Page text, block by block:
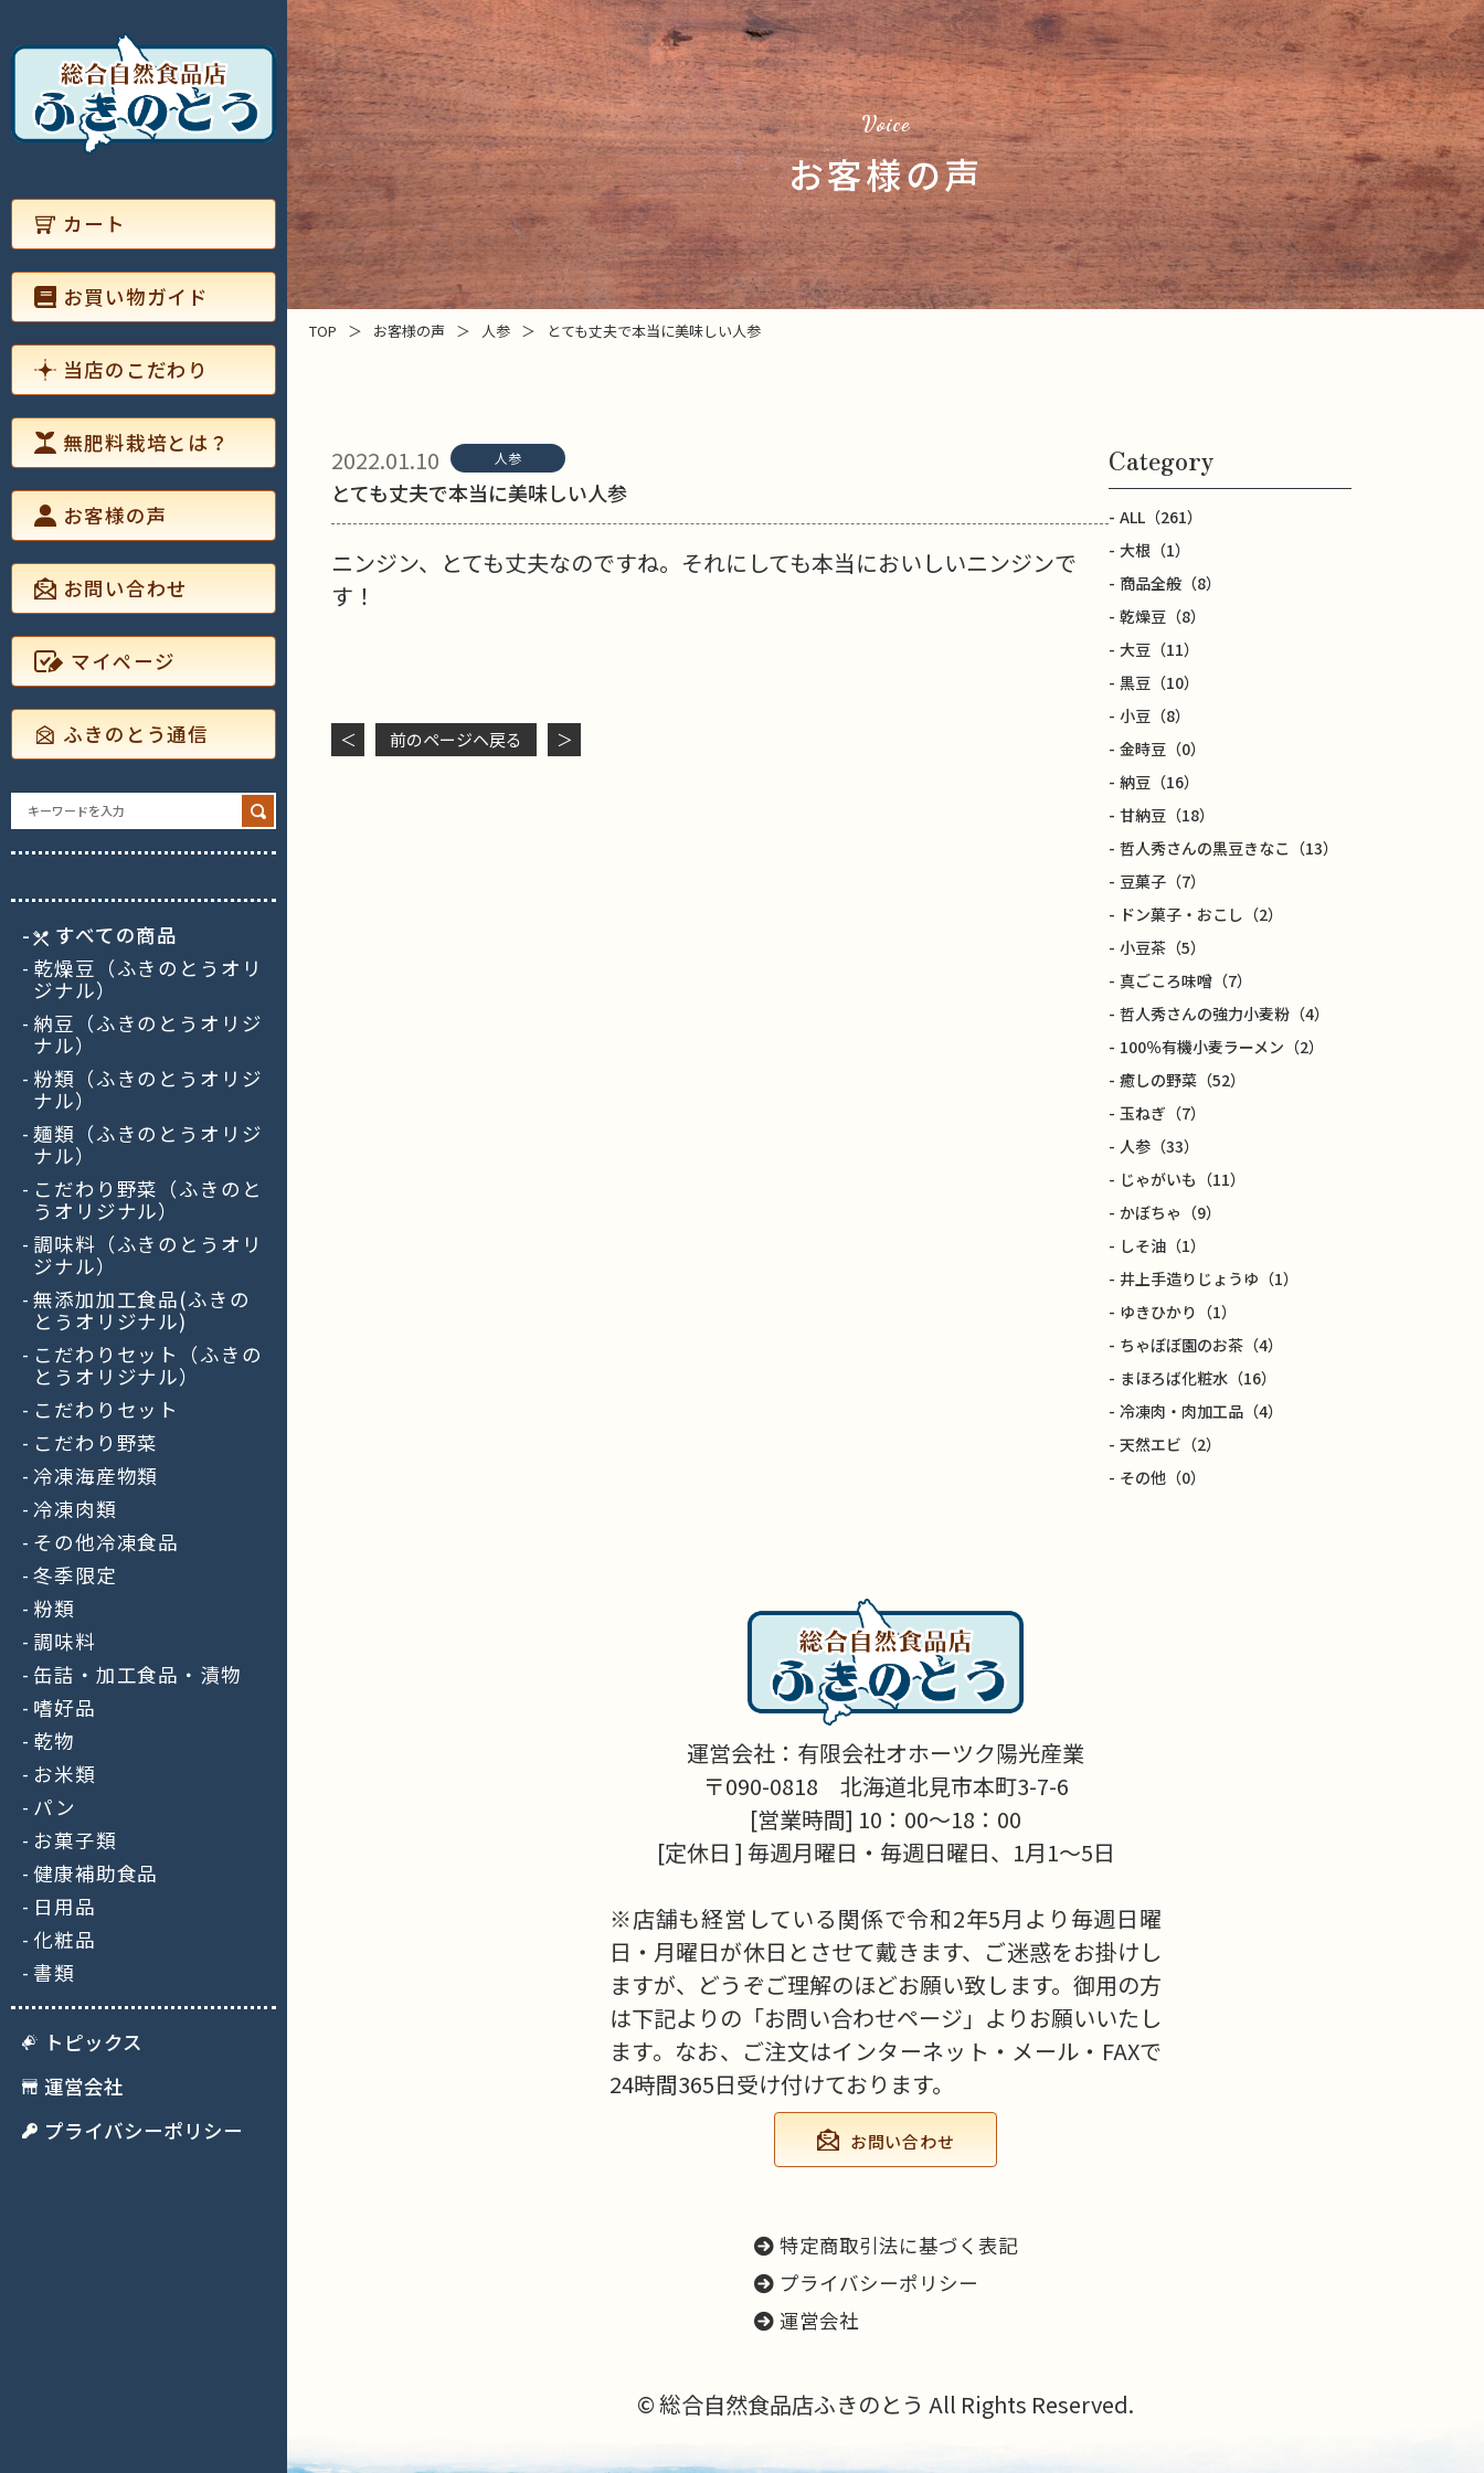
カート
お買い物ガイド
当店のこだわり
無肥料栽培とは？
お客様の声
お問い合わせ
マイページ
ふきのとう通信
Search
すべての商品
乾燥豆（ふきのとうオリ
ジナル）
納豆（ふきのとうオリジ
ナル）
粉類（ふきのとうオリジ
ナル）
麺類（ふきのとうオリジ
ナル）
こだわり野菜（ふきのと
うオリジナル）
調味料（ふきのとうオリ
ジナル）
無添加加工食品(ふきの
とうオリジナル)
こだわりセット（ふきの
とうオリジナル）
こだわりセット
こだわり野菜
冷凍海産物類
冷凍肉類
その他冷凍食品
冬季限定
粉類
調味料
缶詰・加工食品・漬物
嗜好品
乾物
お米類
パン
お菓子類
健康補助食品
日用品
化粧品
書類
トピックス
運営会社
プライバシーポリシー
Voice
お客様の声
TOP ＞ お客様の声 ＞ 人参 ＞ とても丈夫で本当に美味しい人参
2022.01.10 人参
とても丈夫で本当に美味しい人参
ニンジン、とても丈夫なのですね。それにしても本当においしいニンジンで
す！
＜ 前のページヘ戻る ＞
Category
ALL （261）
大根 （1）
商品全般 （8）
乾燥豆 （8）
大豆 （11）
黒豆 （10）
小豆 （8）
金時豆 （0）
納豆 （16）
甘納豆 （18）
哲人秀さんの黒豆きなこ （13）
豆菓子 （7）
ドン菓子・おこし （2）
小豆茶 （5）
真ごころ味噌 （7）
哲人秀さんの強力小麦粉 （4）
100％有機小麦ラーメン （2）
癒しの野菜 （52）
玉ねぎ （7）
人参 （33）
じゃがいも （11）
かぼちゃ （9）
しそ油 （1）
井上手造りじょうゆ （1）
ゆきひかり （1）
ちゃぼぼ園のお茶 （4）
まほろば化粧水 （16）
冷凍肉・肉加工品 （4）
天然エビ （2）
その他 （0）
運営会社：有限会社オホーツク陽光産業
〒090-0818 北海道北見市本町3-7-6
[営業時間] 10：00～18：00
[定休日 ] 毎週月曜日・毎週日曜日、1月1～5日
※店舗も経営している関係で令和2年5月より毎週日曜
日・月曜日が休日とさせて戴きます、ご迷惑をお掛けし
ますが、どうぞご理解のほどお願い致します。御用の方
は下記よりの「お問い合わせページ」よりお願いいたし
ます。なお、ご注文はインターネット・メール・FAXで
24時間365日受け付けております。
お問い合わせ
特定商取引法に基づく表記
プライバシーポリシー
運営会社
© 総合自然食品店ふきのとう All Rights Reserved.